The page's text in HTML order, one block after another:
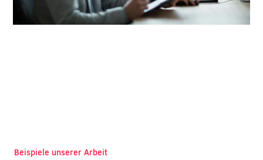
Beispiele unserer Arbeit